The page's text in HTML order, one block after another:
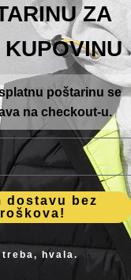
ZA
KUPOVINU
poštarinu se
na checkout-u.
dostavu bez
treba, hvala.